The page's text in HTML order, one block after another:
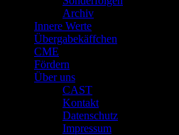
Archiv
Innere Werte
Übergabekäffchen
CME
Fördern
Über uns
CAST
Kontakt
Datenschutz
Impressum